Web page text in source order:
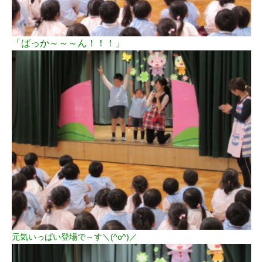
「ぱっか～～～ん！！！」
元気いっぱい登場で～す＼(^o^)／